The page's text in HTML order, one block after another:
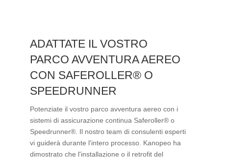
ADATTATE IL VOSTRO
PARCO AVVENTURA AEREO
CON SAFEROLLER® O
SPEEDRUNNER
Potenziate il vostro parco avventura aereo con i
sistemi di assicurazione continua Saferoller® o
Speedrunner®. Il nostro team di consulenti esperti
vi guiderà durante l'intero processo. Kanopeo ha
dimostrato che l'installazione o il retrofit del